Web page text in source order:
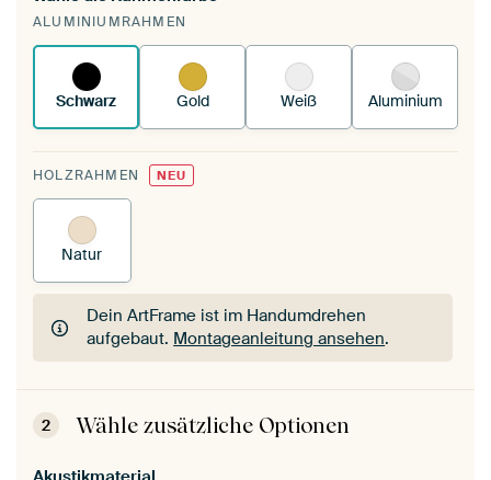
Du spannst einen wechselbaren Textiltuch in
deinen vorhandenen ArtFrame™.
funktioniert es.
ALUMINIUMRAHMEN
Schwarz Gold Weiß Aluminium
HOLZRAHMEN NEU
Natur
Dein ArtFrame ist im Handumdrehen
aufgebaut. Montageanleitung ansehen.
Dein ArtFrame ist im Handumdrehen
aufgebaut.Montageanleitung ansehen
2 Wähle zusätzliche Optionen